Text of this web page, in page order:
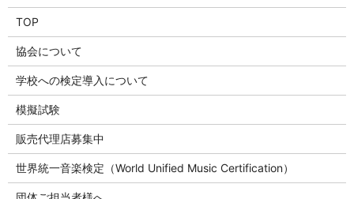
TOP
協会について
学校への検定導入について
模擬試験
販売代理店募集中
世界統一音楽検定（World Unified Music Certification）